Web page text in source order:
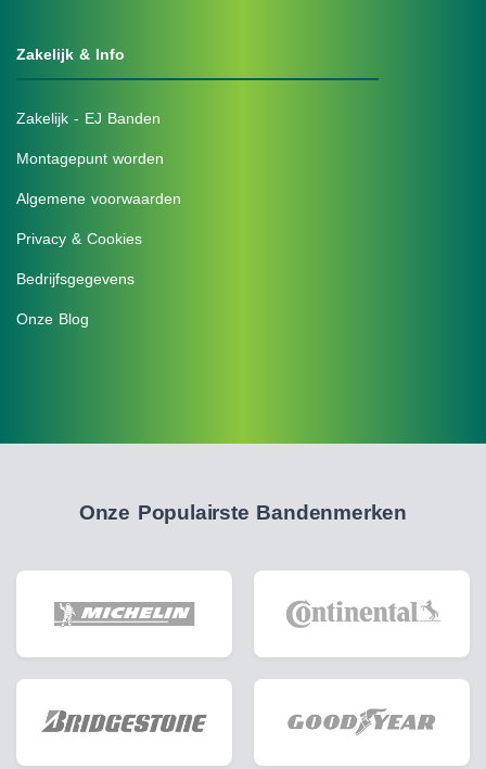
Zakelijk & Info
Zakelijk - EJ Banden
Montagepunt worden
Algemene voorwaarden
Privacy & Cookies
Bedrijfsgegevens
Onze Blog
Onze Populairste Bandenmerken